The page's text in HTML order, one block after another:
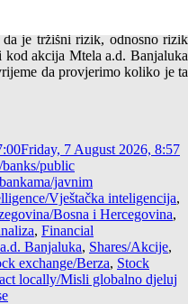
je tržišni rizik, odnosno rizik
akcija Mtela a.d. Banjaluka
da provjerimo koliko je ta
Friday, 7 August 2026, 8:57
public
javnim
Vještačka inteligencija,
Bosna i Hercegovina,
, Financial
Banjaluka, Shares/Akcije,
exchange/Berza, Stock
locally/Misli globalno djeluj